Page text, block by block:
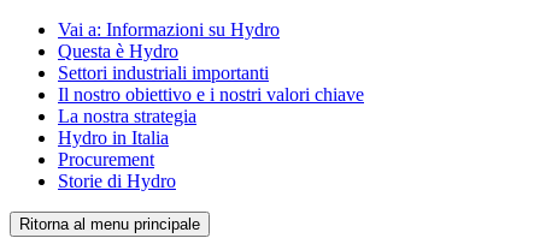
Vai a: Informazioni su Hydro
Questa è Hydro
Settori industriali importanti
Il nostro obiettivo e i nostri valori chiave
La nostra strategia
Hydro in Italia
Procurement
Storie di Hydro
Ritorna al menu principale